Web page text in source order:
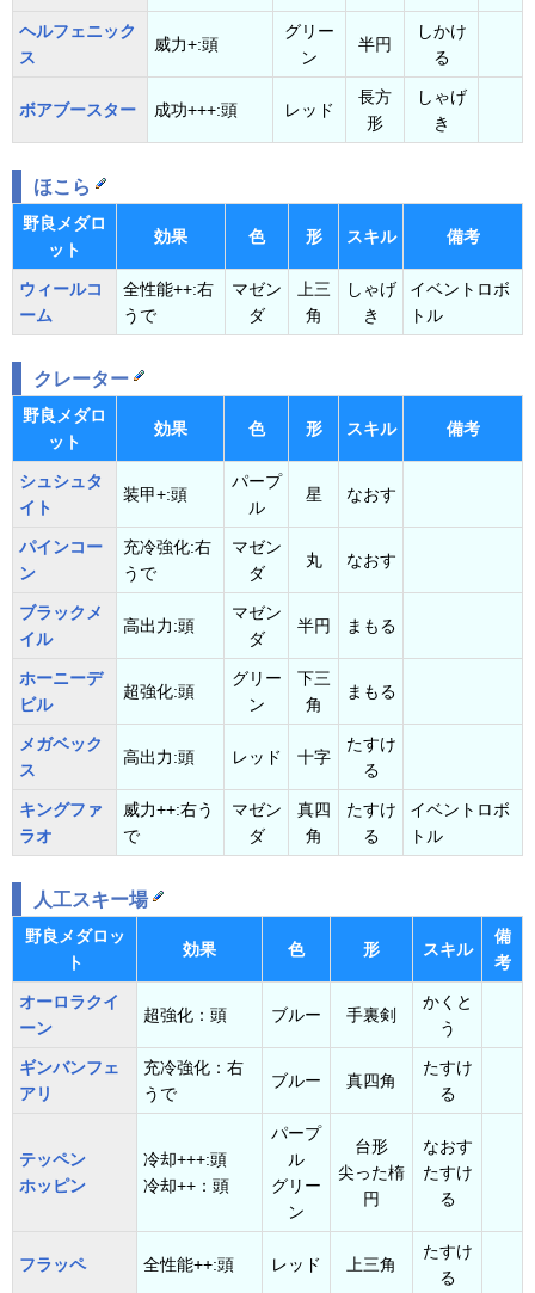
ヘルフェニック
ス
威力+:頭
グリー
ン
半円
しかけ
る
ボアブースター 成功+++:頭 レッド
長方
形
しゃげ
き
ほこら
野良メダロ
ット
効果 色 形 スキル 備考
ウィールコ
ーム
全性能++:右
うで
マゼン
ダ
上三
角
しゃげ
き
イベントロボ
トル
クレーター
野良メダロ
ット
効果 色 形 スキル 備考
シュシュタ
イト
装甲+:頭
パープ
ル
星 なおす
パインコー
ン
充冷強化:右
うで
マゼン
ダ
丸 なおす
ブラックメ
イル
高出力:頭
マゼン
ダ
半円 まもる
ホーニーデ
ビル
超強化:頭
グリー
ン
下三
角
まもる
メガベック
ス
高出力:頭 レッド 十字
たすけ
る
キングファ
ラオ
威力++:右う
で
マゼン
ダ
真四
角
たすけ
る
イベントロボ
トル
人工スキー場
野良メダロッ
ト
効果 色 形 スキル
備
考
オーロラクイ
ーン
超強化：頭 ブルー 手裏剣
かくと
う
ギンバンフェ
アリ
充冷強化：右
うで
ブルー 真四角
たすけ
る
テッペン
ホッピン
冷却+++:頭
冷却++：頭
パープ
ル
グリー
ン
台形
尖った楕
円
なおす
たすけ
る
フラッペ 全性能++:頭 レッド 上三角
たすけ
る